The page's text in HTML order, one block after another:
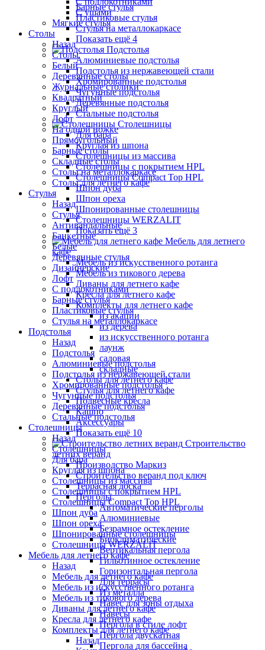
Барные стулья
Пластиковые стулья
Стулья на металлокаркасе
Показать ещё 4
Подстолья
Алюминиевые подстолья
Подстолья из нержавеющей стали
Хромированные подстолья
Чугунные подстолья
Деревянные подстолья
Стальные подстолья
Столешницы
Для бара
Круглая из шпона
Столешницы из массива
Столешницы с покрытием HPL
Столешницы Сompact Top HPL
Шпон дуба
Шпон ореха
Шпонированные столешницы
Столешницы WERZALIT
Показать ещё 3
Мебель для летнего
кафе
Мебель из искусственного ротанга
Мебель из тикового дерева
Диваны для летнего кафе
Кресла для летнего кафе
Комплекты для летнего кафе
из акации
из дерева
из искусственного ротанга
лаунж
садовая
складные
Столы для летнего кафе
Стулья для летнего кафе
Подвесные кресла
Кашпо
Аксессуары
Показать ещё 10
Строительство
летних веранд
Производство Маркиз
Строительство веранд под ключ
Террасная доска
Перголы
Автоматические перголы
Алюминиевые
Безрамное остекление
Биоклиматические
Вертикальная пергола
Гильотинное остекление
Горизонтальная пергола
Для террасы
Из металла
Навес для зоны отдыха
Навесы
Пергола в стиле лофт
Пергола двускатная
Пергола для бассейна
С ушами
Мягкие стулья
Столы
Назад
Столы
Белый
Деревянные столы
Журнальные столики
Квадратный
Круглый
Лофт
На одной ножке
Прямоугольный
Барные столы
Складные столы
Столы на металлокаркасе
Столы для летнего кафе
Стулья
Назад
Стулья
Антивандальные
Банкетные
Белые
Деревянные стулья
Дизайнерские
Лофт
С подлокотниками
Барные стулья
Пластиковые стулья
Стулья на металлокаркасе
Подстолья
Назад
Подстолья
Алюминиевые подстолья
Подстолья из нержавеющей стали
Хромированные подстолья
Чугунные подстолья
Деревянные подстолья
Стальные подстолья
Столешницы
Назад
Столешницы
Для бара
Круглая из шпона
Столешницы из массива
Столешницы с покрытием HPL
Столешницы Сompact Top HPL
Шпон дуба
Шпон ореха
Шпонированные столешницы
Столешницы WERZALIT
Мебель для летнего кафе
Назад
Мебель для летнего кафе
Мебель из искусственного ротанга
Мебель из тикового дерева
Диваны для летнего кафе
Кресла для летнего кафе
Комплекты для летнего кафе
Назад